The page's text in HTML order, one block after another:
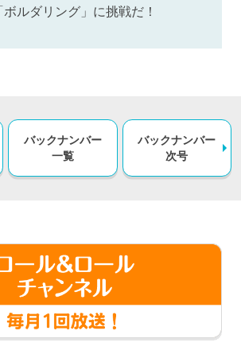
ルダリング」に挑戦だ！
バックナンバー
一覧
バックナンバー
次号